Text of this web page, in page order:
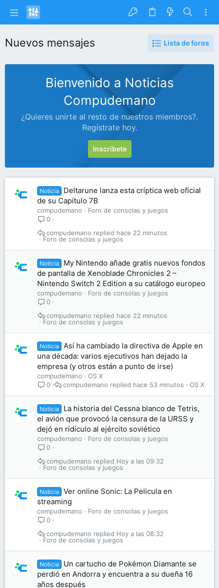
Nuevos mensajes Lista de foros
Bienvenido a Noticias
Compudemano
¿Quieres unirte al resto de nuestros miembros?.
Regístrate hoy.
Inscríbete
Noticia
Deltarune lanza esta críptica web oficial
de su Capítulo 7B
compudemano
Foro de consolas y juegos
0
Foro de consolas y juegos
hace 22 minutos
compudemano
Noticia
My Nintendo añade gratis nuevos fondos
de pantalla de Xenoblade Chronicles 2 –
Nintendo Switch 2 Edition a su catálogo europeo
compudemano
Foro de consolas y juegos
0
Foro de consolas y juegos
hace 22 minutos
compudemano
Noticia
Así ha cambiado la directiva de Apple en
una década: varios ejecutivos han dejado la
empresa (y otros están a punto de irse)
compudemano
OS X
0
OS X
hace 53 minutos
compudemano
Noticia
La historia del Cessna blanco de Tetris,
el avión que provocó la censura de la URSS y
dejó en ridículo al ejército soviético
compudemano
Foro de consolas y juegos
0
Foro de consolas y juegos
Hoy a las 09:32
compudemano
Noticia
Ver online Sonic: La Pelicula en
streaming
compudemano
Foro de consolas y juegos
0
Foro de consolas y juegos
Hoy a las 08:32
compudemano
Noticia
Un cartucho de Pokémon Diamante se
perdió en Andorra y encuentra a su dueña 16
años después